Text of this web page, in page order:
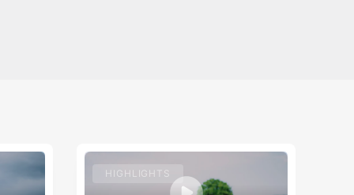
HIGHLIGHTS